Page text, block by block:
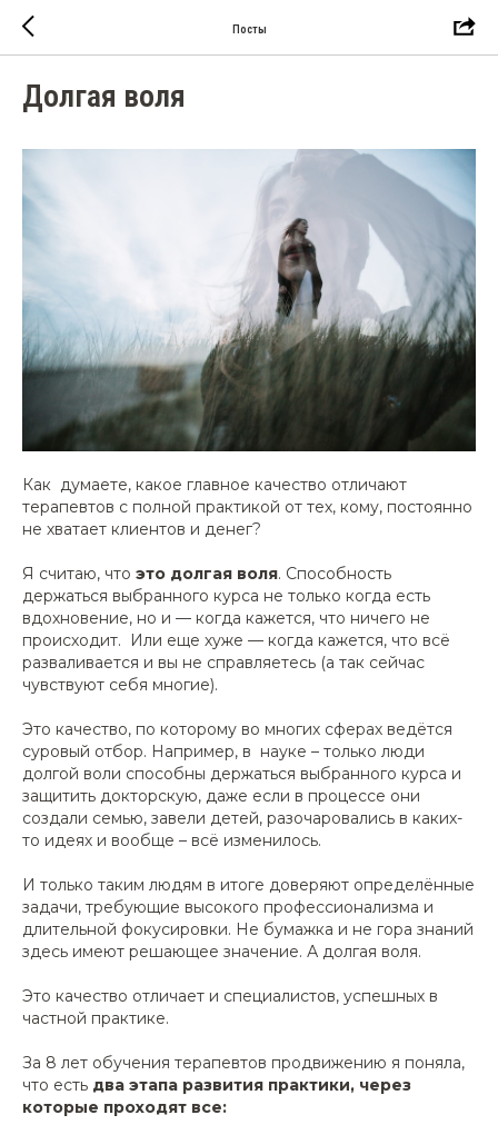
Посты
Долгая воля
Как думаете, какое главное качество отличают
терапевтов с полной практикой от тех, кому, постоянно
не хватает клиентов и денег?
Я считаю, что это долгая воля. Способность
держаться выбранного курса не только когда есть
вдохновение, но и — когда кажется, что ничего не
происходит. Или еще хуже — когда кажется, что всё
разваливается и вы не справляетесь (а так сейчас
чувствуют себя многие).
Это качество, по которому во многих сферах ведётся
суровый отбор. Например, в науке – только люди
долгой воли способны держаться выбранного курса и
защитить докторскую, даже если в процессе они
создали семью, завели детей, разочаровались в каких-
то идеях и вообще – всё изменилось.
И только таким людям в итоге доверяют определённые
задачи, требующие высокого профессионализма и
длительной фокусировки. Не бумажка и не гора знаний
здесь имеют решающее значение. А долгая воля.
Это качество отличает и специалистов, успешных в
частной практике.
За 8 лет обучения терапевтов продвижению я поняла,
что есть два этапа развития практики, через
которые проходят все: